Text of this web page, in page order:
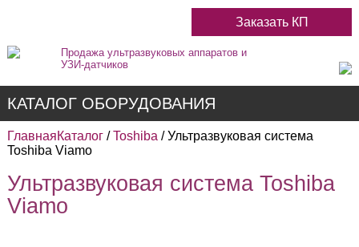
Заказать КП
Продажа ультразвуковых аппаратов и
УЗИ-датчиков
КАТАЛОГ ОБОРУДОВАНИЯ
Недорогие
ГлавнаяКаталог/Toshiba / Ультразвуковая система
Toshiba Viamo
Ультразвуковая система Toshiba
Viamo